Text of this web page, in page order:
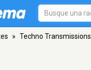
» Techno Transmissions